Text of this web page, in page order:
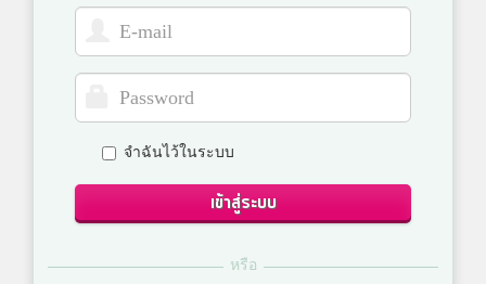
จำฉันไว้ในระบบ
เข้าสู่ระบบ
หรือ